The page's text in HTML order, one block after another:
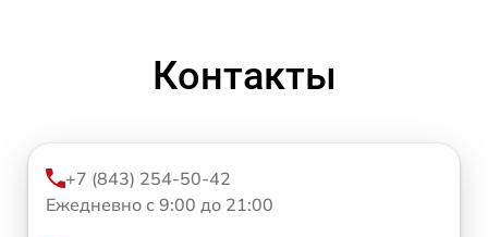
Контакты
+7 (843) 254-50-42
Ежедневно с 9:00 до 21:00